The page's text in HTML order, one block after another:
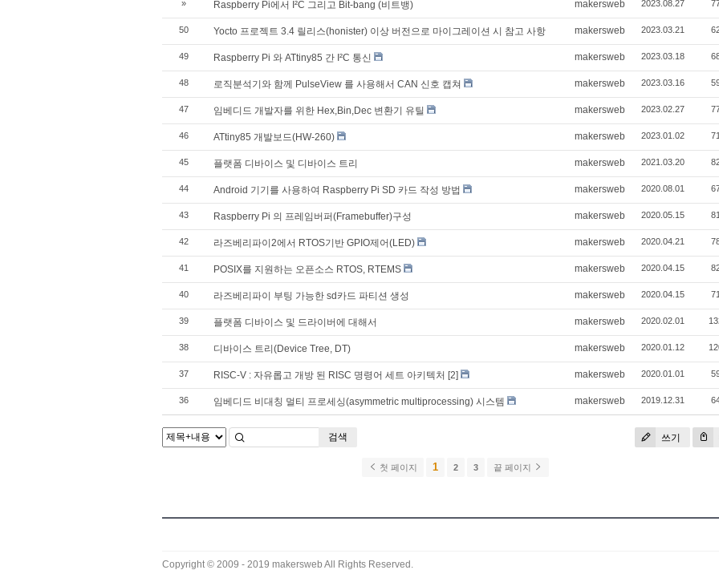
» Raspberry Pi에서 I²C 그리고 Bit-bang (비트뱅) makersweb 2023.08.27
50 Yocto 프로젝트 3.4 릴리스(honister) 이상 버전으로 마이그레이션 시 참고 사항 makersweb 2023.03.21
49 Raspberry Pi 와 ATtiny85 간 I²C 통신 makersweb 2023.03.18
48 로직분석기와 함께 PulseView 를 사용해서 CAN 신호 캡쳐 makersweb 2023.03.16
47 임베디드 개발자를 위한 Hex,Bin,Dec 변환기 유틸 makersweb 2023.02.27
46 ATtiny85 개발보드(HW-260) makersweb 2023.01.02
45 플랫폼 디바이스 및 디바이스 트리 makersweb 2021.03.20
44 Android 기기를 사용하여 Raspberry Pi SD 카드 작성 방법 makersweb 2020.08.01
43 Raspberry Pi 의 프레임버퍼(Framebuffer)구성 makersweb 2020.05.15
42 라즈베리파이2에서 RTOS기반 GPIO제어(LED) makersweb 2020.04.21
41 POSIX를 지원하는 오픈소스 RTOS, RTEMS makersweb 2020.04.15
40 라즈베리파이 부팅 가능한 sd카드 파티션 생성 makersweb 2020.04.15
39 플랫폼 디바이스 및 드라이버에 대해서 makersweb 2020.02.01
38 디바이스 트리(Device Tree, DT) makersweb 2020.01.12
37 RISC-V : 자유롭고 개방 된 RISC 명령어 세트 아키텍처 [2] makersweb 2020.01.01
36 임베디드 비대칭 멀티 프로세싱(asymmetric multiprocessing) 시스템 makersweb 2019.12.31
쓰기
검색
첫 페이지 1 2 3 끝 페이지
Copyright © 2009 - 2019 makersweb All Rights Reserved.